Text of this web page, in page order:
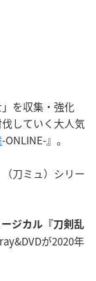
を収集・強化
していく大人気
-ONLINE-』。
刀ミュ）シリー
ージカル『刀剣乱
が2020年